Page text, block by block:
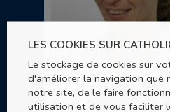
LES COOKIES SUR
Le stockage de cookies sur
d'améliorer la navigation que
notre site, de le faire
utilisation et de vous faciliter